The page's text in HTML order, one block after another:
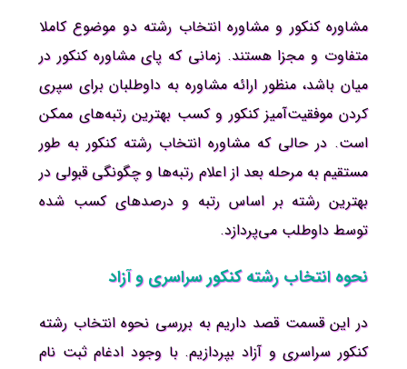
مشاوره کنکور و مشاوره انتخاب رشته دو موضوع کاملا
متفاوت و مجزا هستند. زمانی که پای مشاوره کنکور در
میان باشد، منظور ارائه مشاوره به داوطلبان برای سپری
کردن موفقیت‌آمیز کنکور و کسب بهترین رتبه‌های ممکن
است. در حالی که مشاوره انتخاب رشته کنکور به طور
مستقیم به مرحله بعد از اعلام رتبه‌ها و چگونگی قبولی در
بهترین رشته بر اساس رتبه و درصدهای کسب شده
توسط داوطلب می‌پردازد.
نحوه انتخاب رشته کنکور سراسری و آزاد
در این قسمت قصد داریم به بررسی نحوه انتخاب رشته
کنکور سراسری و آزاد بپردازیم. با وجود ادغام ثبت نام